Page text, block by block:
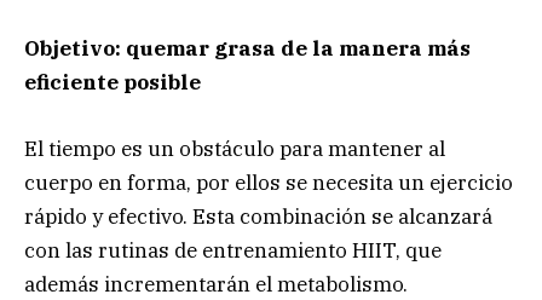
Objetivo: quemar grasa de la manera más
eficiente posible
El tiempo es un obstáculo para mantener al
cuerpo en forma, por ellos se necesita un ejercicio
rápido y efectivo. Esta combinación se alcanzará
con las rutinas de entrenamiento HIIT, que
además incrementarán el metabolismo.